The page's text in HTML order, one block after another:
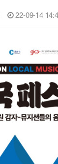
22-09-14